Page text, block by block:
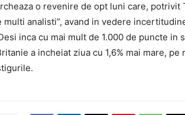
o revenire de opt luni care, potrivit
multi analisti”, avand in vedere
inca cu mai mult de 1.000 de puncte in
a incheiat ziua cu 1,6% mai mare,